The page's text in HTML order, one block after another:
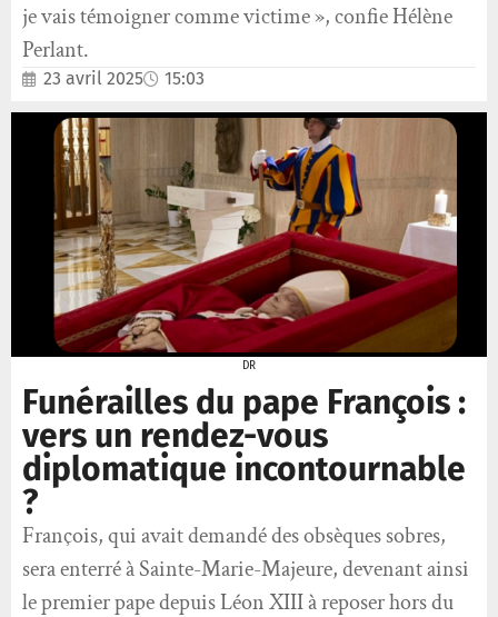
je vais témoigner comme victime », confie Hélène
Perlant.
23 avril 2025 15:03
DR
Funérailles du pape François :
vers un rendez-vous
diplomatique incontournable
?
François, qui avait demandé des obsèques sobres,
sera enterré à Sainte-Marie-Majeure, devenant ainsi
le premier pape depuis Léon XIII à reposer hors du